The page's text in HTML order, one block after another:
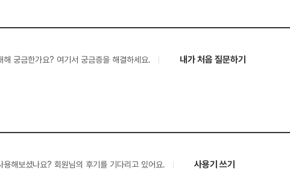
해 궁금한가요? 여기서 궁금증을 해결하세요. 내가 처음 질문하기
용해보셨나요? 회원님의 후기를 기다리고 있어요. 사용기 쓰기